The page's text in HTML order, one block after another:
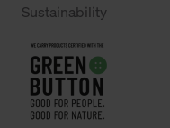
Sustainability